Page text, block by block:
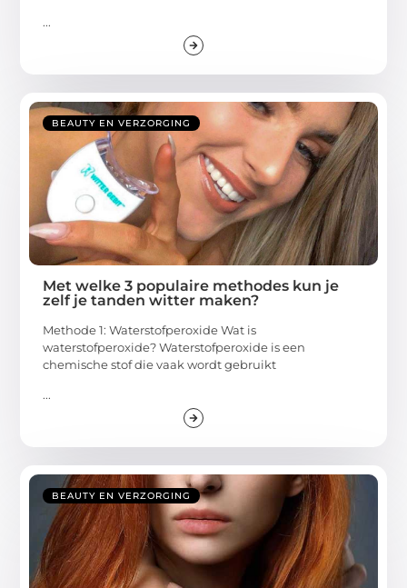
...
BEAUTY EN VERZORGING
Met welke 3 populaire methodes kun je
zelf je tanden witter maken?
Methode 1: Waterstofperoxide Wat is
waterstofperoxide? Waterstofperoxide is een
chemische stof die vaak wordt gebruikt
...
BEAUTY EN VERZORGING